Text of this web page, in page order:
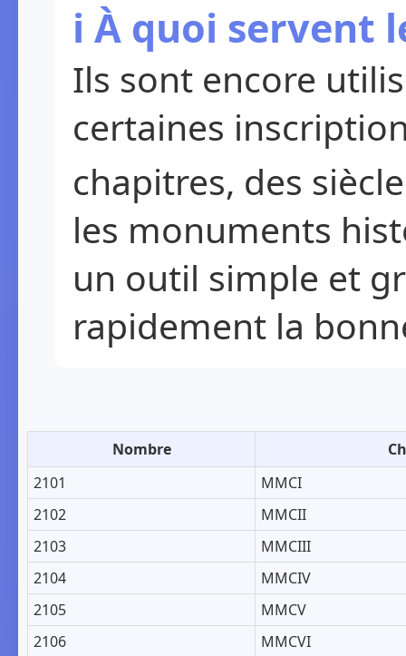
ℹ️ À quoi servent
Ils sont encore
certaines
chapitres, des
les monuments
un outil simple et
rapidement la
Nombre
2101
MMCI
2102
MMCII
2103
MMCIII
2104
MMCIV
2105
MMCV
2106
MMCVI